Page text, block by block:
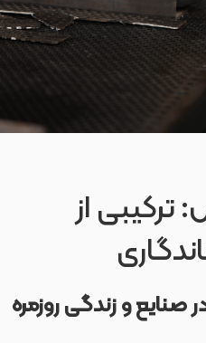
ترکیبی از
صنایع و زندگی روزمره